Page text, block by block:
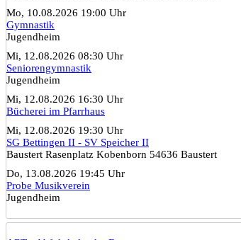
Mo, 10.08.2026 19:00 Uhr
Gymnastik
Jugendheim
Mi, 12.08.2026 08:30 Uhr
Seniorengymnastik
Jugendheim
Mi, 12.08.2026 16:30 Uhr
Bücherei im Pfarrhaus
Mi, 12.08.2026 19:30 Uhr
SG Bettingen II - SV Speicher II
Baustert Rasenplatz Kobenborn 54636 Baustert
Do, 13.08.2026 19:45 Uhr
Probe Musikverein
Jugendheim